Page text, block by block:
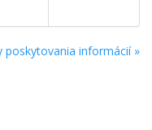
poskytovania informácií »